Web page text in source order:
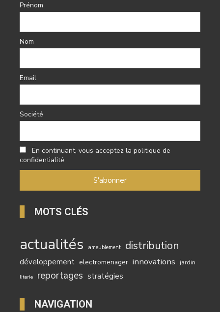
Prénom
Nom
Email
Société
En continuant, vous acceptez la politique de
confidentialité
MOTS CLÉS
actualités ameublement distribution
développement electromenager innovations jardin
literie reportages stratégies
NAVIGATION